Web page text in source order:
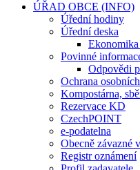
ÚŘAD OBCE (INFO)
Úřední hodiny
Úřední deska
Ekonomika
Povinné
Odpovědi
Ochrana
Kompostárna,
Rezervace KD
CzechPOINT
e-podatelna
Obecně závazné
Registr oznámení